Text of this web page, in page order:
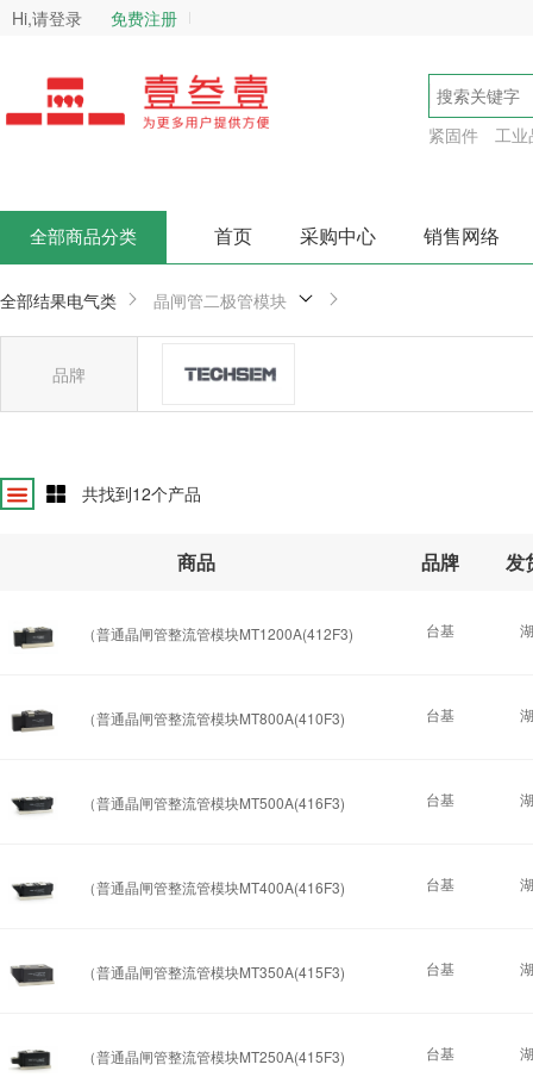
Hi,请登录 免费注册
紧固件 工业
全部商品分类 首页 采购中心 销售网络
全部结果电气类 晶闸管二极管模块
品牌
台基
共找到12个产品
商品 品牌 发
（普通晶闸管整流管模块MT1200A(412F3) 台基
（普通晶闸管整流管模块MT800A(410F3) 台基
（普通晶闸管整流管模块MT500A(416F3) 台基
（普通晶闸管整流管模块MT400A(416F3) 台基
（普通晶闸管整流管模块MT350A(415F3) 台基
（普通晶闸管整流管模块MT250A(415F3) 台基